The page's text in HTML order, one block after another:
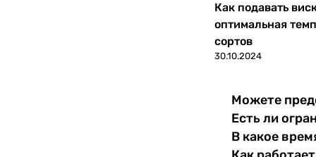
Как подавать
оптимальная
сортов
30.10.2024
Можете
Есть ли
В какое